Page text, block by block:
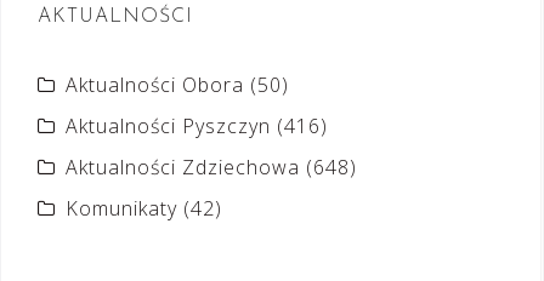
AKTUALNOŚCI
Aktualności Obora (50)
Aktualności Pyszczyn (416)
Aktualności Zdziechowa (648)
Komunikaty (42)